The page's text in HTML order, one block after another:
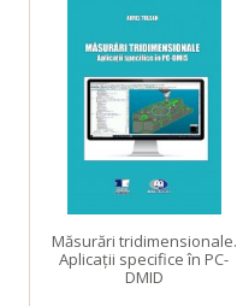
Măsurări tridimensionale.
Aplicaţii specifice în PC-
DMID